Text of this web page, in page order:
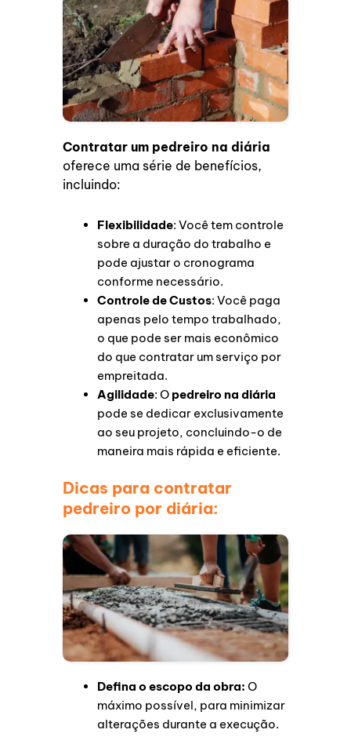
Contratar um pedreiro na diária
oferece uma série de benefícios,
incluindo:
Flexibilidade: Você tem controle
sobre a duração do trabalho e
pode ajustar o cronograma
conforme necessário.
Controle de Custos: Você paga
apenas pelo tempo trabalhado,
o que pode ser mais econômico
do que contratar um serviço por
empreitada.
Agilidade: O pedreiro na diária
pode se dedicar exclusivamente
ao seu projeto, concluindo-o de
maneira mais rápida e eficiente.
Dicas para contratar
pedreiro por diária:
Defina o escopo da obra: O
máximo possível, para minimizar
alterações durante a execução.